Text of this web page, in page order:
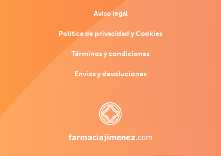
Aviso legal
Política de privacidad y Cookies
Términos y condiciones
Envíos y devoluciones